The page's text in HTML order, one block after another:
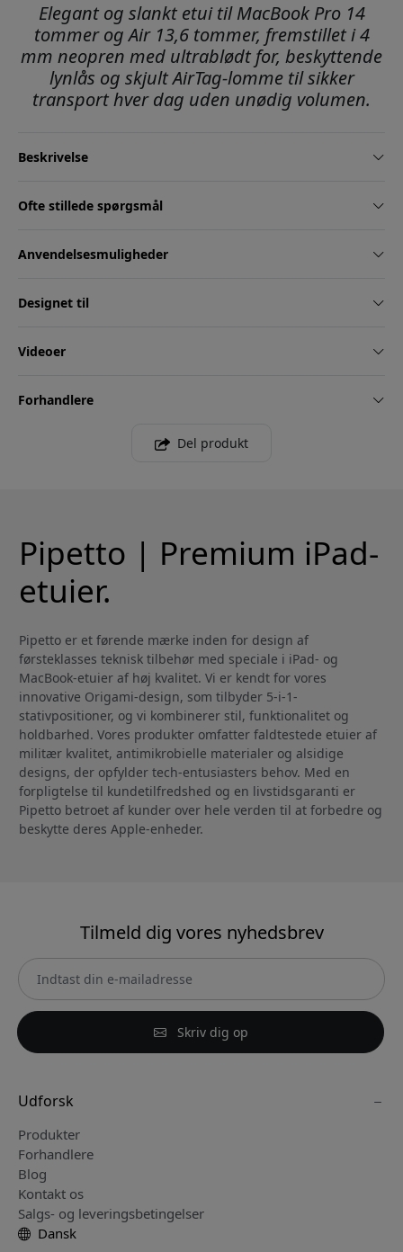
Elegant og slankt etui til MacBook Pro 14
tommer og Air 13,6 tommer, fremstillet i 4
mm neopren med ultrablødt for, beskyttende
lynlås og skjult AirTag-lomme til sikker
transport hver dag uden unødig volumen.
Beskrivelse
Ofte stillede spørgsmål
Anvendelsesmuligheder
Designet til
Videoer
Forhandlere
Del produkt
Pipetto | Premium iPad-
etuier.
Pipetto er et førende mærke inden for design af
førsteklasses teknisk tilbehør med speciale i iPad- og
MacBook-etuier af høj kvalitet. Vi er kendt for vores
innovative Origami-design, som tilbyder 5-i-1-
stativpositioner, og vi kombinerer stil, funktionalitet og
holdbarhed. Vores produkter omfatter faldtestede etuier af
militær kvalitet, antimikrobielle materialer og alsidige
designs, der opfylder tech-entusiasters behov. Med en
forpligtelse til kundetilfredshed og en livstidsgaranti er
Pipetto betroet af kunder over hele verden til at forbedre og
beskytte deres Apple-enheder.
Tilmeld dig vores nyhedsbrev
Skriv dig op
Udforsk
Produkter
Forhandlere
Blog
Kontakt os
Salgs- og leveringsbetingelser
Dansk